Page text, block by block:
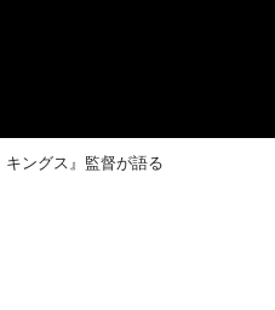
キングス』監督が語る